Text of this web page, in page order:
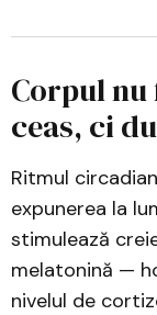
Corpul
ceas, ci
Ritmul
expunerea la
stimulează
melatonină —
nivelul de